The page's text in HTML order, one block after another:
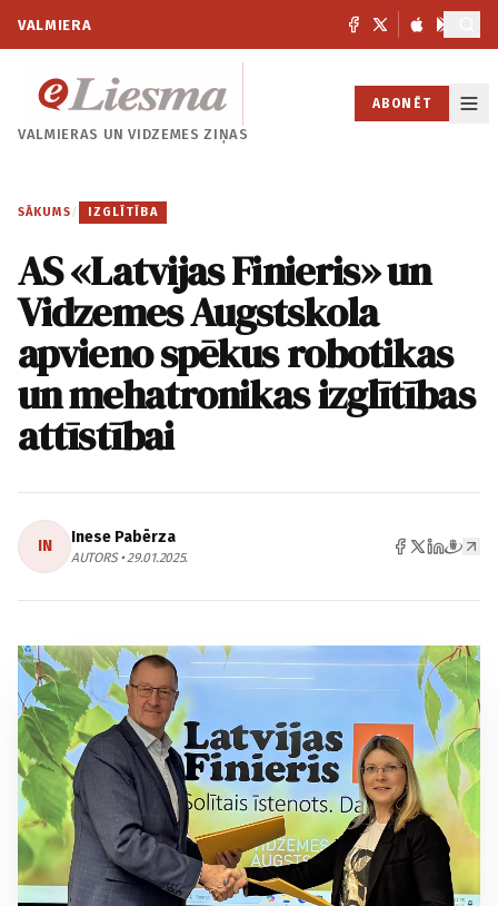
VALMIERA
VALMIERAS UNVIDZEMES ZIŅAS
ABONĒT
SĀKUMS / IZGLĪTĪBA
AS «Latvijas Finieris» un
Vidzemes Augstskola
apvieno spēkus robotikas
un mehatronikas izglītības
attīstībai
IN Inese Pabērza
AUTORS • 29.01.2025.